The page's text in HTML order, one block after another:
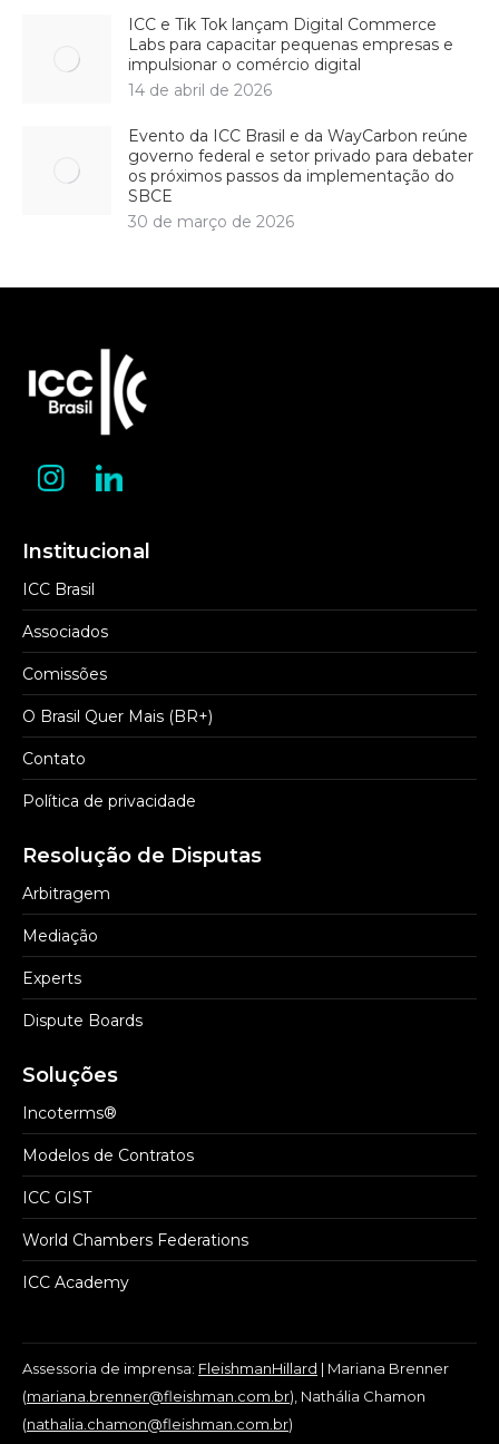
ICC e Tik Tok lançam Digital Commerce
Labs para capacitar pequenas empresas e
impulsionar o comércio digital
14 de abril de 2026
Evento da ICC Brasil e da WayCarbon reúne
governo federal e setor privado para debater
os próximos passos da implementação do
SBCE
30 de março de 2026
Institucional
ICC Brasil
Associados
Comissões
O Brasil Quer Mais (BR+)
Contato
Política de privacidade
Resolução de Disputas
Arbitragem
Mediação
Experts
Dispute Boards
Soluções
Incoterms®
Modelos de Contratos
ICC GIST
World Chambers Federations
ICC Academy
Assessoria de imprensa: FleishmanHillard | Mariana Brenner
(mariana.brenner@fleishman.com.br), Nathália Chamon
(nathalia.chamon@fleishman.com.br)